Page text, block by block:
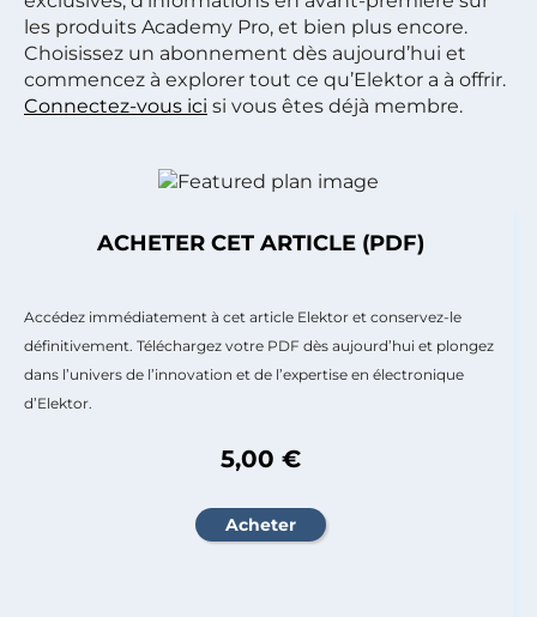
les produits Academy Pro, et bien plus encore.
Choisissez un abonnement dès aujourd’hui et
commencez à explorer tout ce qu’Elektor a à offrir.
Connectez-vous ici si vous êtes déjà membre.
ACHETER CET ARTICLE (PDF)
Accédez immédiatement à cet article Elektor et conservez-le
définitivement. Téléchargez votre PDF dès aujourd’hui et plongez
dans l’univers de l’innovation et de l’expertise en électronique
d’Elektor.
5,00 €